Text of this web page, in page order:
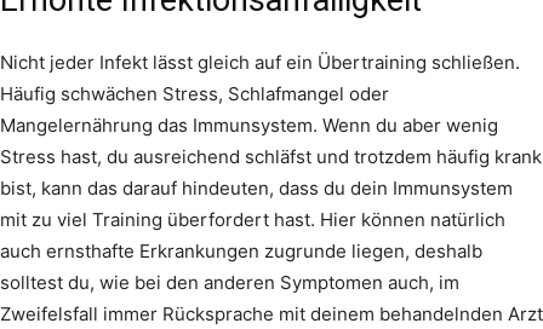
Nicht jeder Infekt lässt gleich auf ein Übertraining schließen.
Häufig schwächen Stress, Schlafmangel oder
Mangelernährung das Immunsystem. Wenn du aber wenig
Stress hast, du ausreichend schläfst und trotzdem häufig krank
bist, kann das darauf hindeuten, dass du dein Immunsystem
mit zu viel Training überfordert hast. Hier können natürlich
auch ernsthafte Erkrankungen zugrunde liegen, deshalb
solltest du, wie bei den anderen Symptomen auch, im
Zweifelsfall immer Rücksprache mit deinem behandelnden Arzt